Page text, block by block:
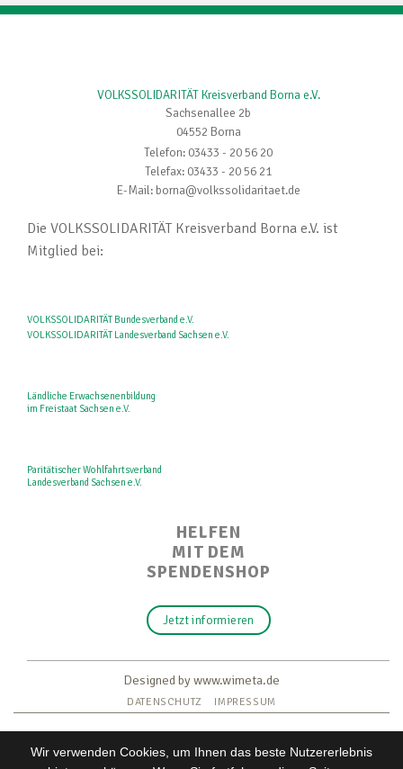
VOLKSSOLIDARITÄT Kreisverband Borna e.V.
Sachsenallee 2b
04552 Borna
Telefon: 03433 - 20 56 20
Telefax: 03433 - 20 56 21
E-Mail: borna@volkssolidaritaet.de
Die VOLKSSOLIDARITÄT Kreisverband Borna e.V. ist
Mitglied bei:
VOLKSSOLIDARITÄT Bundesverband e.V.
VOLKSSOLIDARITÄT Landesverband Sachsen e.V.
Ländliche Erwachsenenbildung
im Freistaat Sachsen e.V.
Paritätischer Wohlfahrtsverband
Landesverband Sachsen e.V.
HELFEN
MIT DEM
SPENDENSHOP
Jetzt informieren
Designed by www.wimeta.de
DATENSCHUTZ IMPRESSUM
Wir verwenden Cookies, um Ihnen das beste Nutzererlebnis